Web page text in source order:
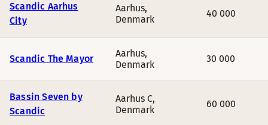
Scandic Kirkenes
Scandic Havet
Scandic Sørlandet, Kristiansand
Scandic Aarhus
City
Aarhus,
Denmark
40 000
Scandic The Mayor Aarhus,
Denmark
30 000
Bassin Seven by
Scandic
Aarhus C,
Denmark
60 000